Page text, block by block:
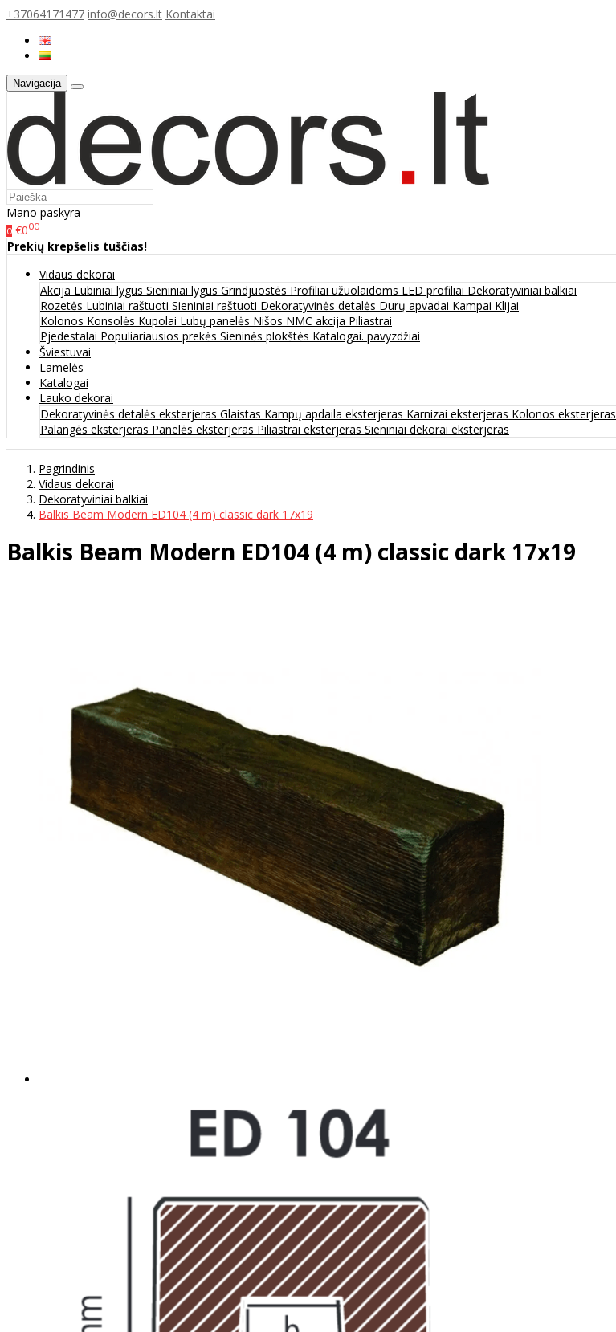
+37064171477 info@decors.lt Kontaktai
Navigacija
Mano paskyra
0 €000
Prekių krepšelis tuščias!
Vidaus dekorai
Akcija Lubiniai lygūs Sieniniai lygūs Grindjuostės Profiliai užuolaidoms LED profiliai Dekoratyviniai balkiai
Rozetės Lubiniai raštuoti Sieniniai raštuoti Dekoratyvinės detalės Durų apvadai Kampai Klijai
Kolonos Konsolės Kupolai Lubų panelės Nišos NMC akcija Piliastrai
Pjedestalai Populiariausios prekės Sieninės plokštės Katalogai. pavyzdžiai
Šviestuvai
Lamelės
Katalogai
Lauko dekorai
Dekoratyvinės detalės eksterjeras Glaistas Kampų apdaila eksterjeras Karnizai eksterjeras Kolonos eksterjeras
Palangės eksterjeras Panelės eksterjeras Piliastrai eksterjeras Sieniniai dekorai eksterjeras
Pagrindinis
Vidaus dekorai
Dekoratyviniai balkiai
Balkis Beam Modern ED104 (4 m) classic dark 17х19
Balkis Beam Modern ED104 (4 m) classic dark 17х19